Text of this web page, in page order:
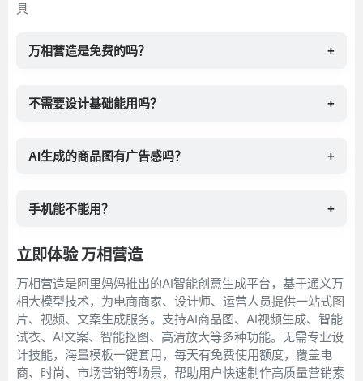
具
万相营造是免费的吗？ +
不需要设计基础能用吗？ +
AI生成的商品图有广告感吗？ +
手机能不能用？ +
立即体验 万相营造
万相营造是阿里妈妈推出的AI智能创意生成平台，基于通义万
相大模型技术，为电商商家、设计师、运营人员提供一站式图
片、视频、文案生成服务。支持AI商品图、AI视频生成、智能
试衣、AI文案、智能抠图、高清放大等多种功能。无需专业设
计技能，海量模板一键套用，每天有免费使用额度，覆盖电
商、时尚、市场营销等场景，帮助用户快速制作高质量营销素